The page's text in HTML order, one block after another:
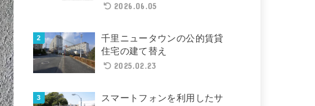
2026.06.05
千里ニュータウンの公的賃貸
住宅の建て替え
2025.02.23
スマートフォンを利用したサ